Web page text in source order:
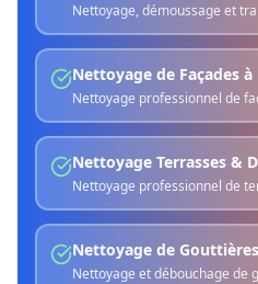
Nettoyage, démoussage et
Nettoyage de Façades à
Nettoyage professionnel de
Nettoyage Terrasses &
Nettoyage professionnel de
Nettoyage de Gouttières
Nettoyage et débouchage de